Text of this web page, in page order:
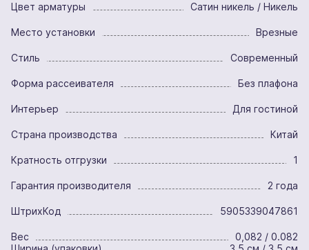
Цвет арматуры Сатин никель / Никель
Место установки Врезные
Стиль Современный
Форма рассеивателя Без плафона
Интерьер Для гостиной
Страна производства Китай
Кратность отгрузки 1
Гарантия производителя 2 года
ШтрихКод 5905339047861
Вес
0,082 / 0.082